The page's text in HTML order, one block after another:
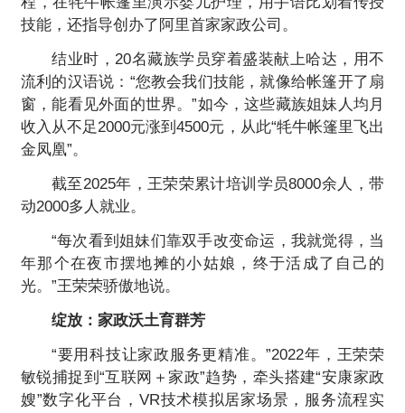
技能，还指导创办了阿里首家家政公司。
结业时，20名藏族学员穿着盛装献上哈达，用不
流利的汉语说：“您教会我们技能，就像给帐篷开了扇
窗，能看见外面的世界。”如今，这些藏族姐妹人均月
收入从不足2000元涨到4500元，从此“牦牛帐篷里飞出
金凤凰”。
截至2025年，王荣荣累计培训学员8000余人，带
动2000多人就业。
“每次看到姐妹们靠双手改变命运，我就觉得，当
年那个在夜市摆地摊的小姑娘，终于活成了自己的
光。”王荣荣骄傲地说。
绽放：家政沃土育群芳
“要用科技让家政服务更精准。”2022年，王荣荣
敏锐捕捉到“互联网＋家政”趋势，牵头搭建“安康家政
嫂”数字化平台，VR技术模拟居家场景，服务流程实